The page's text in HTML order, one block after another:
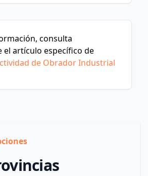
consulta
el artículo específico de
de Obrador Industrial